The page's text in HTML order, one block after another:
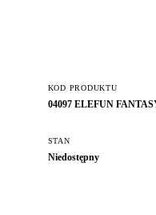
KOD PRODUKTU
04097 ELEFUN
STAN
Niedostępny